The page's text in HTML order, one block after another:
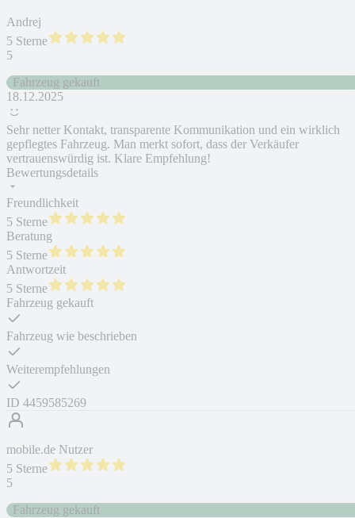
Andrej
5 Sterne
5
Fahrzeug gekauft
18.12.2025
Sehr netter Kontakt, transparente Kommunikation und ein wirklich
gepflegtes Fahrzeug. Man merkt sofort, dass der Verkäufer
vertrauenswürdig ist. Klare Empfehlung!
Bewertungsdetails
Freundlichkeit
5 Sterne
Beratung
5 Sterne
Antwortzeit
5 Sterne
Fahrzeug gekauft
Fahrzeug wie beschrieben
Weiterempfehlungen
ID 4459585269
mobile.de Nutzer
5 Sterne
5
Fahrzeug gekauft